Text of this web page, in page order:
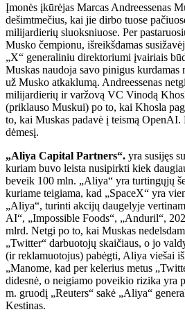
Įmonės įkūrėjas Marcas Andreessenas
dešimtmečius, kai jie dirbo tuose
milijardierių sluoksniuose. Per
Musko čempionu, išreikšdamas
„X“ generaliniu direktoriumi įvairiais
Muskas naudoja savo pinigus
už Musko atkaklumą. Andreessenas
milijardierių ir varžovą VC Vinodą
(priklauso Muskui) po to, kai Khosla
to, kai Muskas padavė į teismą
dėmesį.
„Aliya Capital Partners“. yra susijęs
kuriam buvo leista nusipirkti kiek
beveik 100 mln. „Aliya“ yra turtingųjų
kuriame teigiama, kad „SpaceX“ yra
„Aliya“, turinti akcijų daugelyje
AI“, „Impossible Foods“, „Anduril“,
mlrd. Netgi po to, kai Muskas
„Twitter“ darbuotojų skaičiaus, o jo
(ir reklamuotojus) pabėgti, Aliya viešai
„Manome, kad per kelerius metus
didesnė, o neigiamo poveikio rizika yra
m. gruodį „Reuters“ sakė „Aliya“
Kestinas.